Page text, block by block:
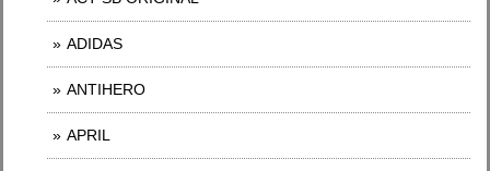
ADIDAS
ANTIHERO
APRIL